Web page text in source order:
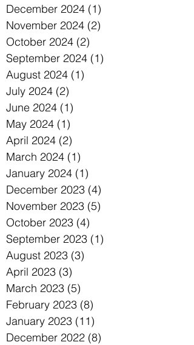
December 2024 (1)
November 2024 (2)
October 2024 (2)
September 2024 (1)
August 2024 (1)
July 2024 (2)
June 2024 (1)
May 2024 (1)
April 2024 (2)
March 2024 (1)
January 2024 (1)
December 2023 (4)
November 2023 (5)
October 2023 (4)
September 2023 (1)
August 2023 (3)
April 2023 (3)
March 2023 (5)
February 2023 (8)
January 2023 (11)
December 2022 (8)